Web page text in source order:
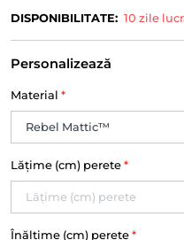
DISPONIBILITATE: 10 zile
Personalizează
Material *
Lățime (cm) perete *
Înălțime (cm) perete *